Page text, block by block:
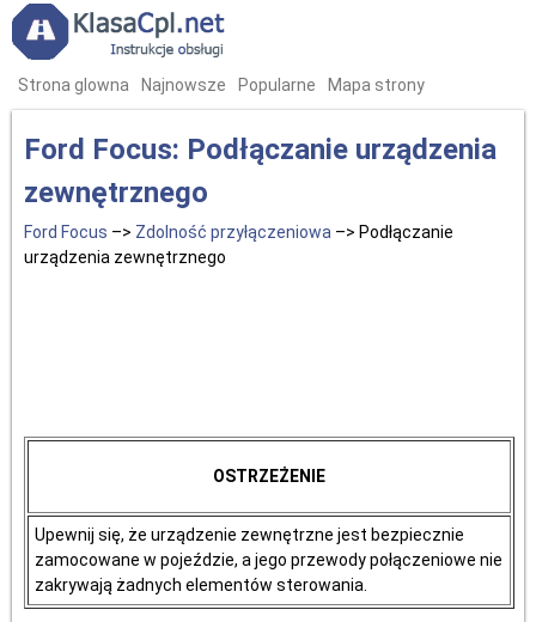
Strona glowna Najnowsze Popularne Mapa strony
Ford Focus: Podłączanie urządzenia
zewnętrznego
Ford Focus –> Zdolność przyłączeniowa –> Podłączanie
urządzenia zewnętrznego
OSTRZEŻENIE
Upewnij się, że urządzenie zewnętrzne jest bezpiecznie
zamocowane w pojeździe, a jego przewody połączeniowe nie
zakrywają żadnych elementów sterowania.